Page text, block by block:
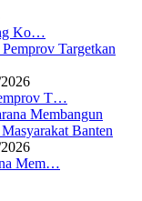
Ko…
T…
Mem…